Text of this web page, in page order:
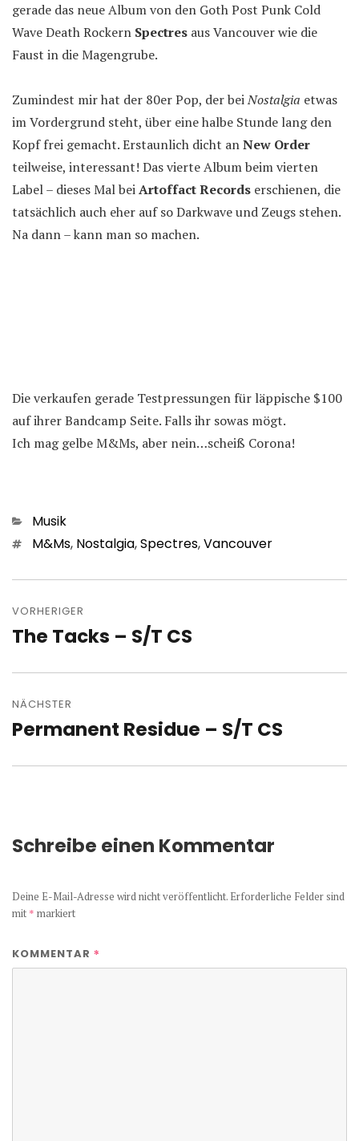
gerade das neue Album von den Goth Post Punk Cold
Wave Death Rockern Spectres aus Vancouver wie die
Faust in die Magengrube.
Zumindest mir hat der 80er Pop, der beiNostalgia etwas
im Vordergrund steht, über eine halbe Stunde lang den
Kopf frei gemacht. Erstaunlich dicht anNew Order
teilweise, interessant! Das vierte Album beim vierten
Label – dieses Mal beiArtoffact Records erschienen, die
tatsächlich auch eher auf so Darkwave und Zeugs stehen.
Na dann – kann man so machen.
Die verkaufen gerade Testpressungen für läppische $100
auf ihrer Bandcamp Seite. Falls ihr sowas mögt.
Ich mag gelbe M&Ms, aber nein…scheiß Corona!
Kategorien
Musik
Schlagwörter
M&Ms, Nostalgia,Spectres,Vancouver
VORHERIGER
Vorheriger
The Tacks – S/T CS
NÄCHSTER
Nächster
Permanent Residue – S/T CS
Schreibe einen Kommentar
Deine E-Mail-Adresse wird nicht veröffentlicht. Erforderliche Felder sind
mit * markiert
KOMMENTAR *